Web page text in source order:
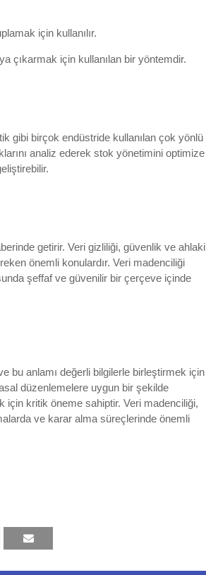
için kullanılır.
çıkarmak için kullanılan bir yöntemdir.
gibi birçok endüstride kullanılan çok yönlü
analiz ederek stok yönetimini optimize
getirir. Veri gizliliği, güvenlik ve ahlaki
önemli konulardır. Veri madenciliği
şeffaf ve güvenilir bir çerçeve içinde
bu anlamı değerli bilgilerle birleştirmek için
düzenlemelere uygun bir şekilde
için kritik öneme sahiptir. Veri madenciliği,
ve karar alma süreçlerinde önemli